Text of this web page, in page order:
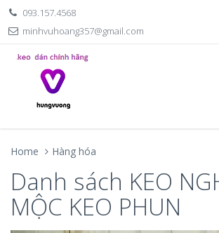
093.157.4568
minhvuhoang357@gmail.com
Home Hàng hóa
Danh sách KEO
MỘC KEO PHUN